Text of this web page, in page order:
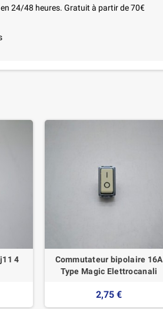
24/48 heures. Gratuit à partir de 70€
4
Commutateur bipolaire 16A
Type Magic Elettrocanali
2,75 €